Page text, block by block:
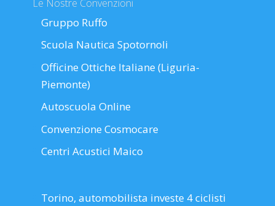
Le Nostre Convenzioni
Gruppo Ruffo
Scuola Nautica Spotornoli
Officine Ottiche Italiane (Liguria-
Piemonte)
Autoscuola Online
Convenzione Cosmocare
Centri Acustici Maico
Torino, automobilista investe 4 ciclisti